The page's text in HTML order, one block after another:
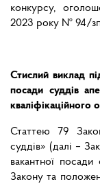
конкурсу,
2023 року № 94/
Стислий виклад
посади суддів
кваліфікаційного
Статтею 79
суддів» (далі –
вакантної
Закону та